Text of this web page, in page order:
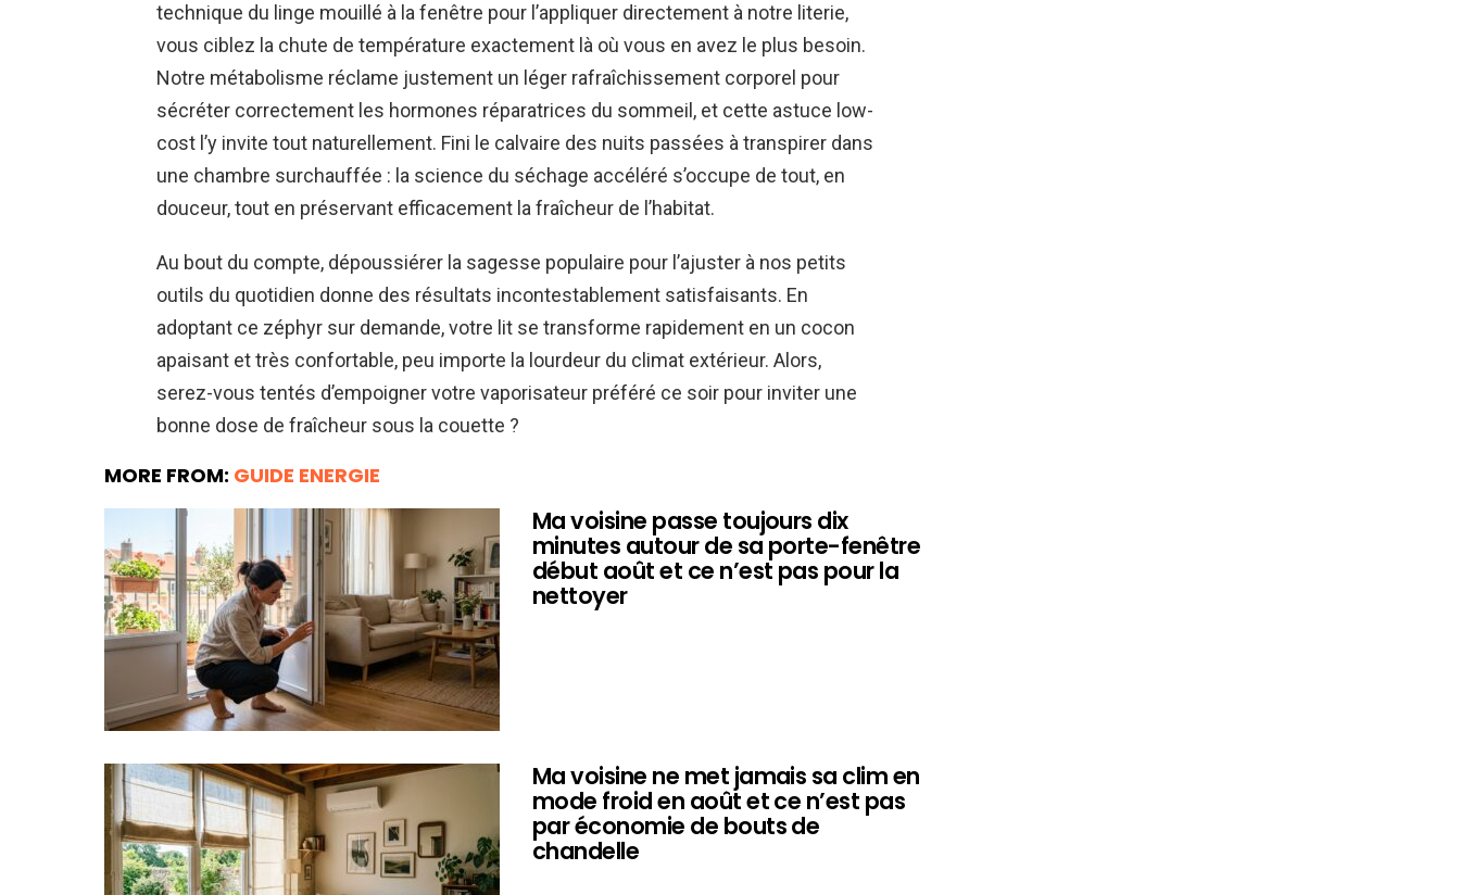
technique du linge mouillé à la fenêtre pour l’appliquer directement à notre literie,
vous ciblez la chute de température exactement là où vous en avez le plus besoin.
Notre métabolisme réclame justement un léger rafraîchissement corporel pour
sécréter correctement les hormones réparatrices du sommeil, et cette astuce low-
cost l’y invite tout naturellement. Fini le calvaire des nuits passées à transpirer dans
une chambre surchauffée : la science du séchage accéléré s’occupe de tout, en
douceur, tout en préservant efficacement la fraîcheur de l’habitat.
Au bout du compte, dépoussiérer la sagesse populaire pour l’ajuster à nos petits
outils du quotidien donne des résultats incontestablement satisfaisants. En
adoptant ce zéphyr sur demande, votre lit se transforme rapidement en un cocon
apaisant et très confortable, peu importe la lourdeur du climat extérieur. Alors,
serez-vous tentés d’empoigner votre vaporisateur préféré ce soir pour inviter une
bonne dose de fraîcheur sous la couette ?
MORE FROM: GUIDE ENERGIE
Ma voisine passe toujours dix
minutes autour de sa porte-fenêtre
début août et ce n’est pas pour la
nettoyer
Ma voisine ne met jamais sa clim en
mode froid en août et ce n’est pas
par économie de bouts de
chandelle